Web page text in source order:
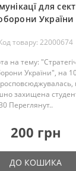
для
України
товару: 22000674
на тему:
України", на
захищена
Переглянут..
200 грн
ДО КОШИКА